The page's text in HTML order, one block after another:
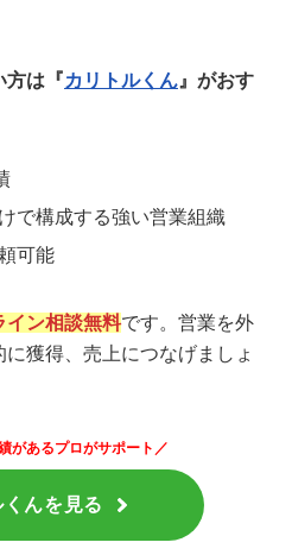
方は『カリトルくん 』がおす
で構成する強い営業組織
可能
イン相談無料です。営業を外
獲得、売上につなげましょ
があるプロがサポート／
んを見る